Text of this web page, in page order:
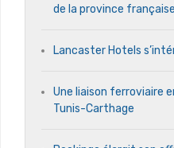
de la province française
Lancaster Hotels
Une liaison ferroviaire
Tunis-Carthage